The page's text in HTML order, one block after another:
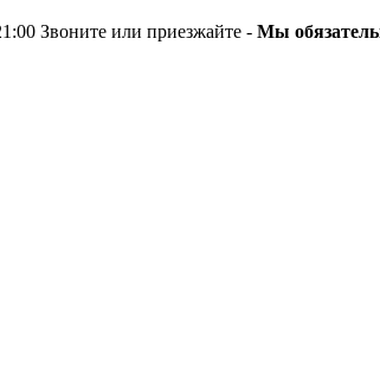
Звоните или приезжайте - Мы